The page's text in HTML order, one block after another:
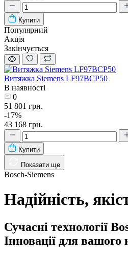
Купити
Популярний
Акція
Закінчується
Витяжка Siemens LF97BCP50
В наявності
0
51 801 грн.
-17%
43 168 грн.
Купити
Показати ще
Bosch-Siemens
Надійність,
Сучасні технології
Інновації для